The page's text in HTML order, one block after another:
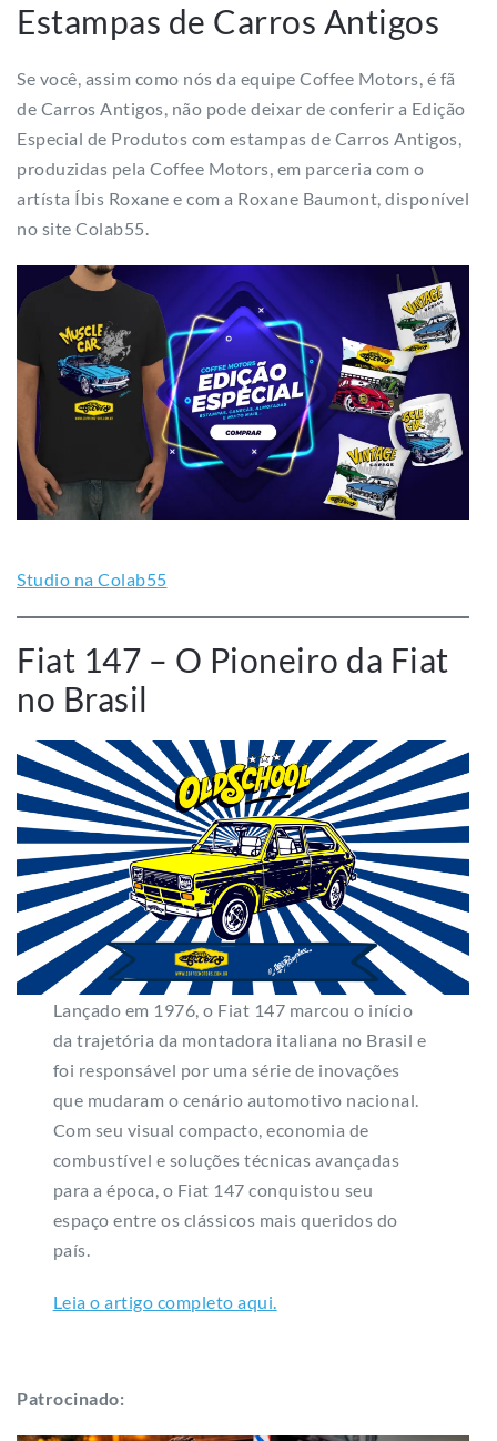
Estampas de Carros Antigos
Se você, assim como nós da equipe Coffee Motors, é fã
de Carros Antigos, não pode deixar de conferir a Edição
Especial de Produtos com estampas de Carros Antigos,
produzidas pela Coffee Motors, em parceria com o
artísta Íbis Roxane e com a Roxane Baumont, disponível
no site Colab55.
Studio na Colab55
Fiat 147 – O Pioneiro da Fiat
no Brasil
Lançado em 1976, o Fiat 147 marcou o início
da trajetória da montadora italiana no Brasil e
foi responsável por uma série de inovações
que mudaram o cenário automotivo nacional.
Com seu visual compacto, economia de
combustível e soluções técnicas avançadas
para a época, o Fiat 147 conquistou seu
espaço entre os clássicos mais queridos do
país.
Leia o artigo completo aqui.
Patrocinado: